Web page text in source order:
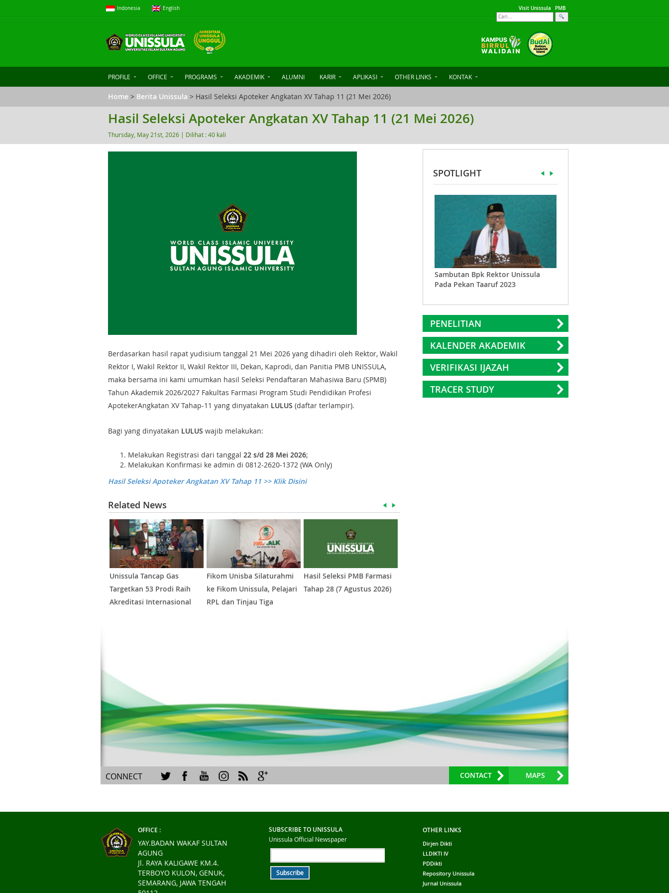
Indonesia English Visit Unissula PMB
PROFILE OFFICE PROGRAMS AKADEMIK ALUMNI KARIR APLIKASI OTHER LINKS KONTAK
Home > Berita Unissula > Hasil Seleksi Apoteker Angkatan XV Tahap 11 (21 Mei 2026)
Hasil Seleksi Apoteker Angkatan XV Tahap 11 (21 Mei 2026)
Thursday, May 21st, 2026 | Dilihat : 40 kali
Berdasarkan hasil rapat yudisium tanggal 21 Mei 2026 yang dihadiri oleh Rektor, Wakil
Rektor I, Wakil Rektor II, Wakil Rektor III, Dekan, Kaprodi, dan Panitia PMB UNISSULA,
maka bersama ini kami umumkan hasil Seleksi Pendaftaran Mahasiwa Baru (SPMB)
Tahun Akademik 2026/2027 Fakultas Farmasi Program Studi Pendidikan Profesi
ApotekerAngkatan XV Tahap-11 yang dinyatakan LULUS (daftar terlampir).
Bagi yang dinyatakan LULUS wajib melakukan:
Melakukan Registrasi dari tanggal 22 s/d 28 Mei 2026;
Melakukan Konfirmasi ke admin di 0812-2620-1372 (WA Only)
Hasil Seleksi Apoteker Angkatan XV Tahap 11 >> Klik Disini
Related News
Unissula Tancap Gas
Targetkan 53 Prodi Raih
Akreditasi Internasional
Fikom Unisba Silaturahmi
ke Fikom Unissula, Pelajari
RPL dan Tinjau Tiga
Hasil Seleksi PMB Farmasi
Tahap 28 (7 Agustus 2026)
SPOTLIGHT
Sambutan Bpk Rektor Unissula
Pada Pekan Taaruf 2023
PENELITIAN
KALENDER AKADEMIK
VERIFIKASI IJAZAH
TRACER STUDY
CONNECT CONTACT MAPS
OFFICE :
YAY.BADAN WAKAF SULTAN
AGUNG
Jl. RAYA KALIGAWE KM.4.
TERBOYO KULON, GENUK,
SEMARANG, JAWA TENGAH
SUBSCRIBE TO UNISSULA
Unissula Official Newspaper
OTHER LINKS
Dirjen Dikti
LLDIKTI IV
PDDikti
Repository Unissula
Jurnal Unissula